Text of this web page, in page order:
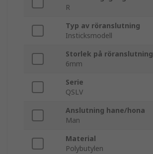
R
Typ av röranslutning
Insticksmodell
Storlek på röranslutning
6mm
Serie
QSLV
Anslutning hane/hona
Man
Material
Polybutylen